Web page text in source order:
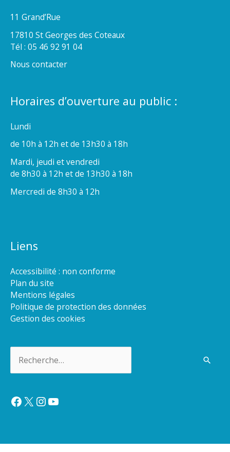
11 Grand’Rue
17810 St Georges des Coteaux
Tél : 05 46 92 91 04
Nous contacter
Horaires d’ouverture au public :
Lundi
de 10h à 12h et de 13h30 à 18h
Mardi, jeudi et vendredi
de 8h30 à 12h et de 13h30 à 18h
Mercredi de 8h30 à 12h
Liens
Accessibilité : non conforme
Plan du site
Mentions légales
Politique de protection des données
Gestion des cookies
Facebook
X Instagram
YouTube